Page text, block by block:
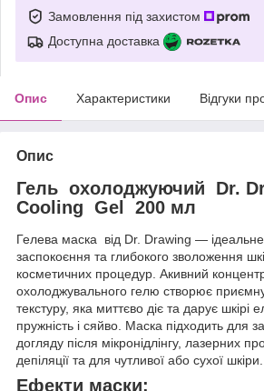
Замовлення під захистом
Доступна доставка
Опис Характеристики Відгуки
Опис
Гель охолоджуючий Dr.
Cooling Gel 200 мл
Гелева маска від Dr. Drawing —
заспокоєння та глибокого зволоження
косметичних процедур. Акивний
охолоджувального гелю створює
текстуру, яка миттєво діє та дарує шкірі
пружність і сяйво. Маска підходить для
догляду після мікронідлінгу, лазерних
депіляції та для чутливої або сухої шкіри.
Ефекти маски: